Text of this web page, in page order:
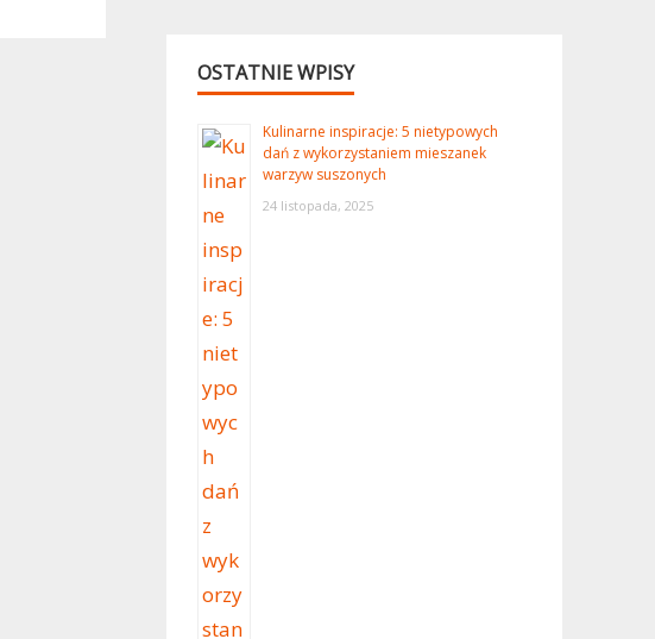
OSTATNIE WPISY
Kulinarne inspiracje: 5 nietypowych
dań z wykorzystaniem mieszanek
warzyw suszonych
24 listopada, 2025